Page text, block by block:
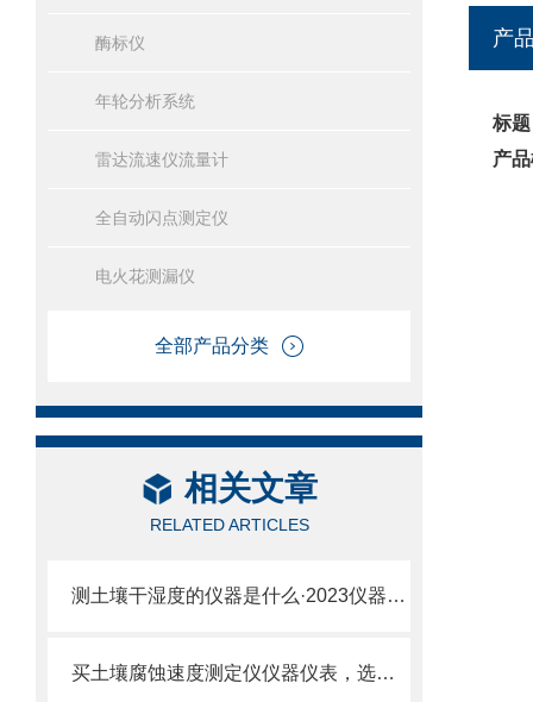
酶标仪
年轮分析系统
雷达流速仪流量计
全自动闪点测定仪
电火花测漏仪
全部产品分类
相关文章
RELATED ARTICLES
测土壤干湿度的仪器是什么·2023仪器仪表·云唐土壤干湿度检测仪器设备
买土壤腐蚀速度测定仪仪器仪表，选【云唐新款】土壤腐蚀速度测定仪
产
标
产